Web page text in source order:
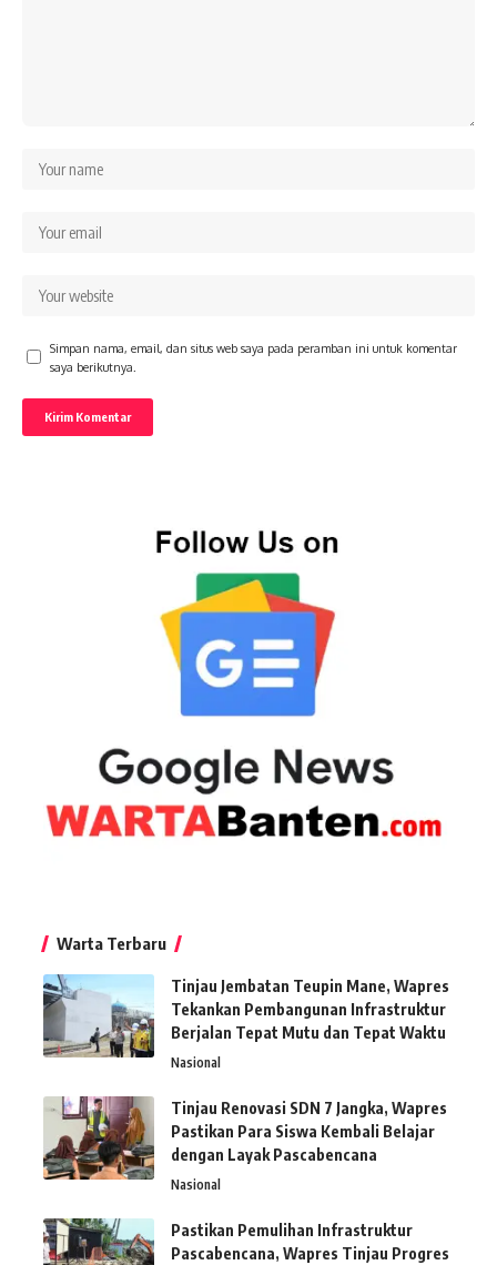
Simpan nama, email, dan situs web saya pada peramban ini untuk komentar
saya berikutnya.
Warta Terbaru
Tinjau Jembatan Teupin Mane, Wapres
Tekankan Pembangunan Infrastruktur
Berjalan Tepat Mutu dan Tepat Waktu
Nasional
Tinjau Renovasi SDN 7 Jangka, Wapres
Pastikan Para Siswa Kembali Belajar
dengan Layak Pascabencana
Nasional
Pastikan Pemulihan Infrastruktur
Pascabencana, Wapres Tinjau Progres